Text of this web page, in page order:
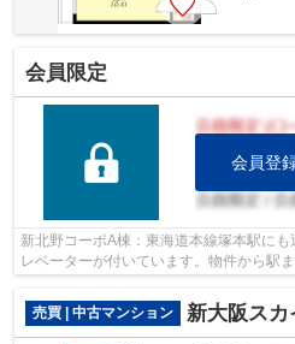
会員限定
会員登
新北野コーポA棟：東海道本線塚本駅に
レベーターが付いています。物件から駅
売買 | 中古マンション
新大阪スカ